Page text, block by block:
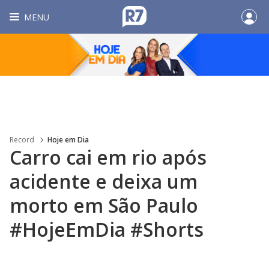
MENU
Record Hoje em Dia
Carro cai em rio após
acidente e deixa um
morto em São Paulo
#HojeEmDia #Shorts